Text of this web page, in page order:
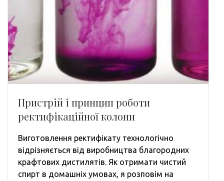
Пристрій і принцип роботи
ректифікаційної колони
Виготовлення ректифікату технологічно
відрізняється від виробництва благородних
крафтових дистилятів. Як отримати чистий
спирт в домашніх умовах, я розповім на